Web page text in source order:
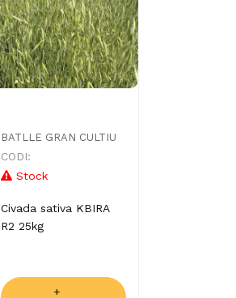
BATLLE GRAN CULTIU
CODI:
Stock
Civada sativa KBIRA
R2 25kg
+